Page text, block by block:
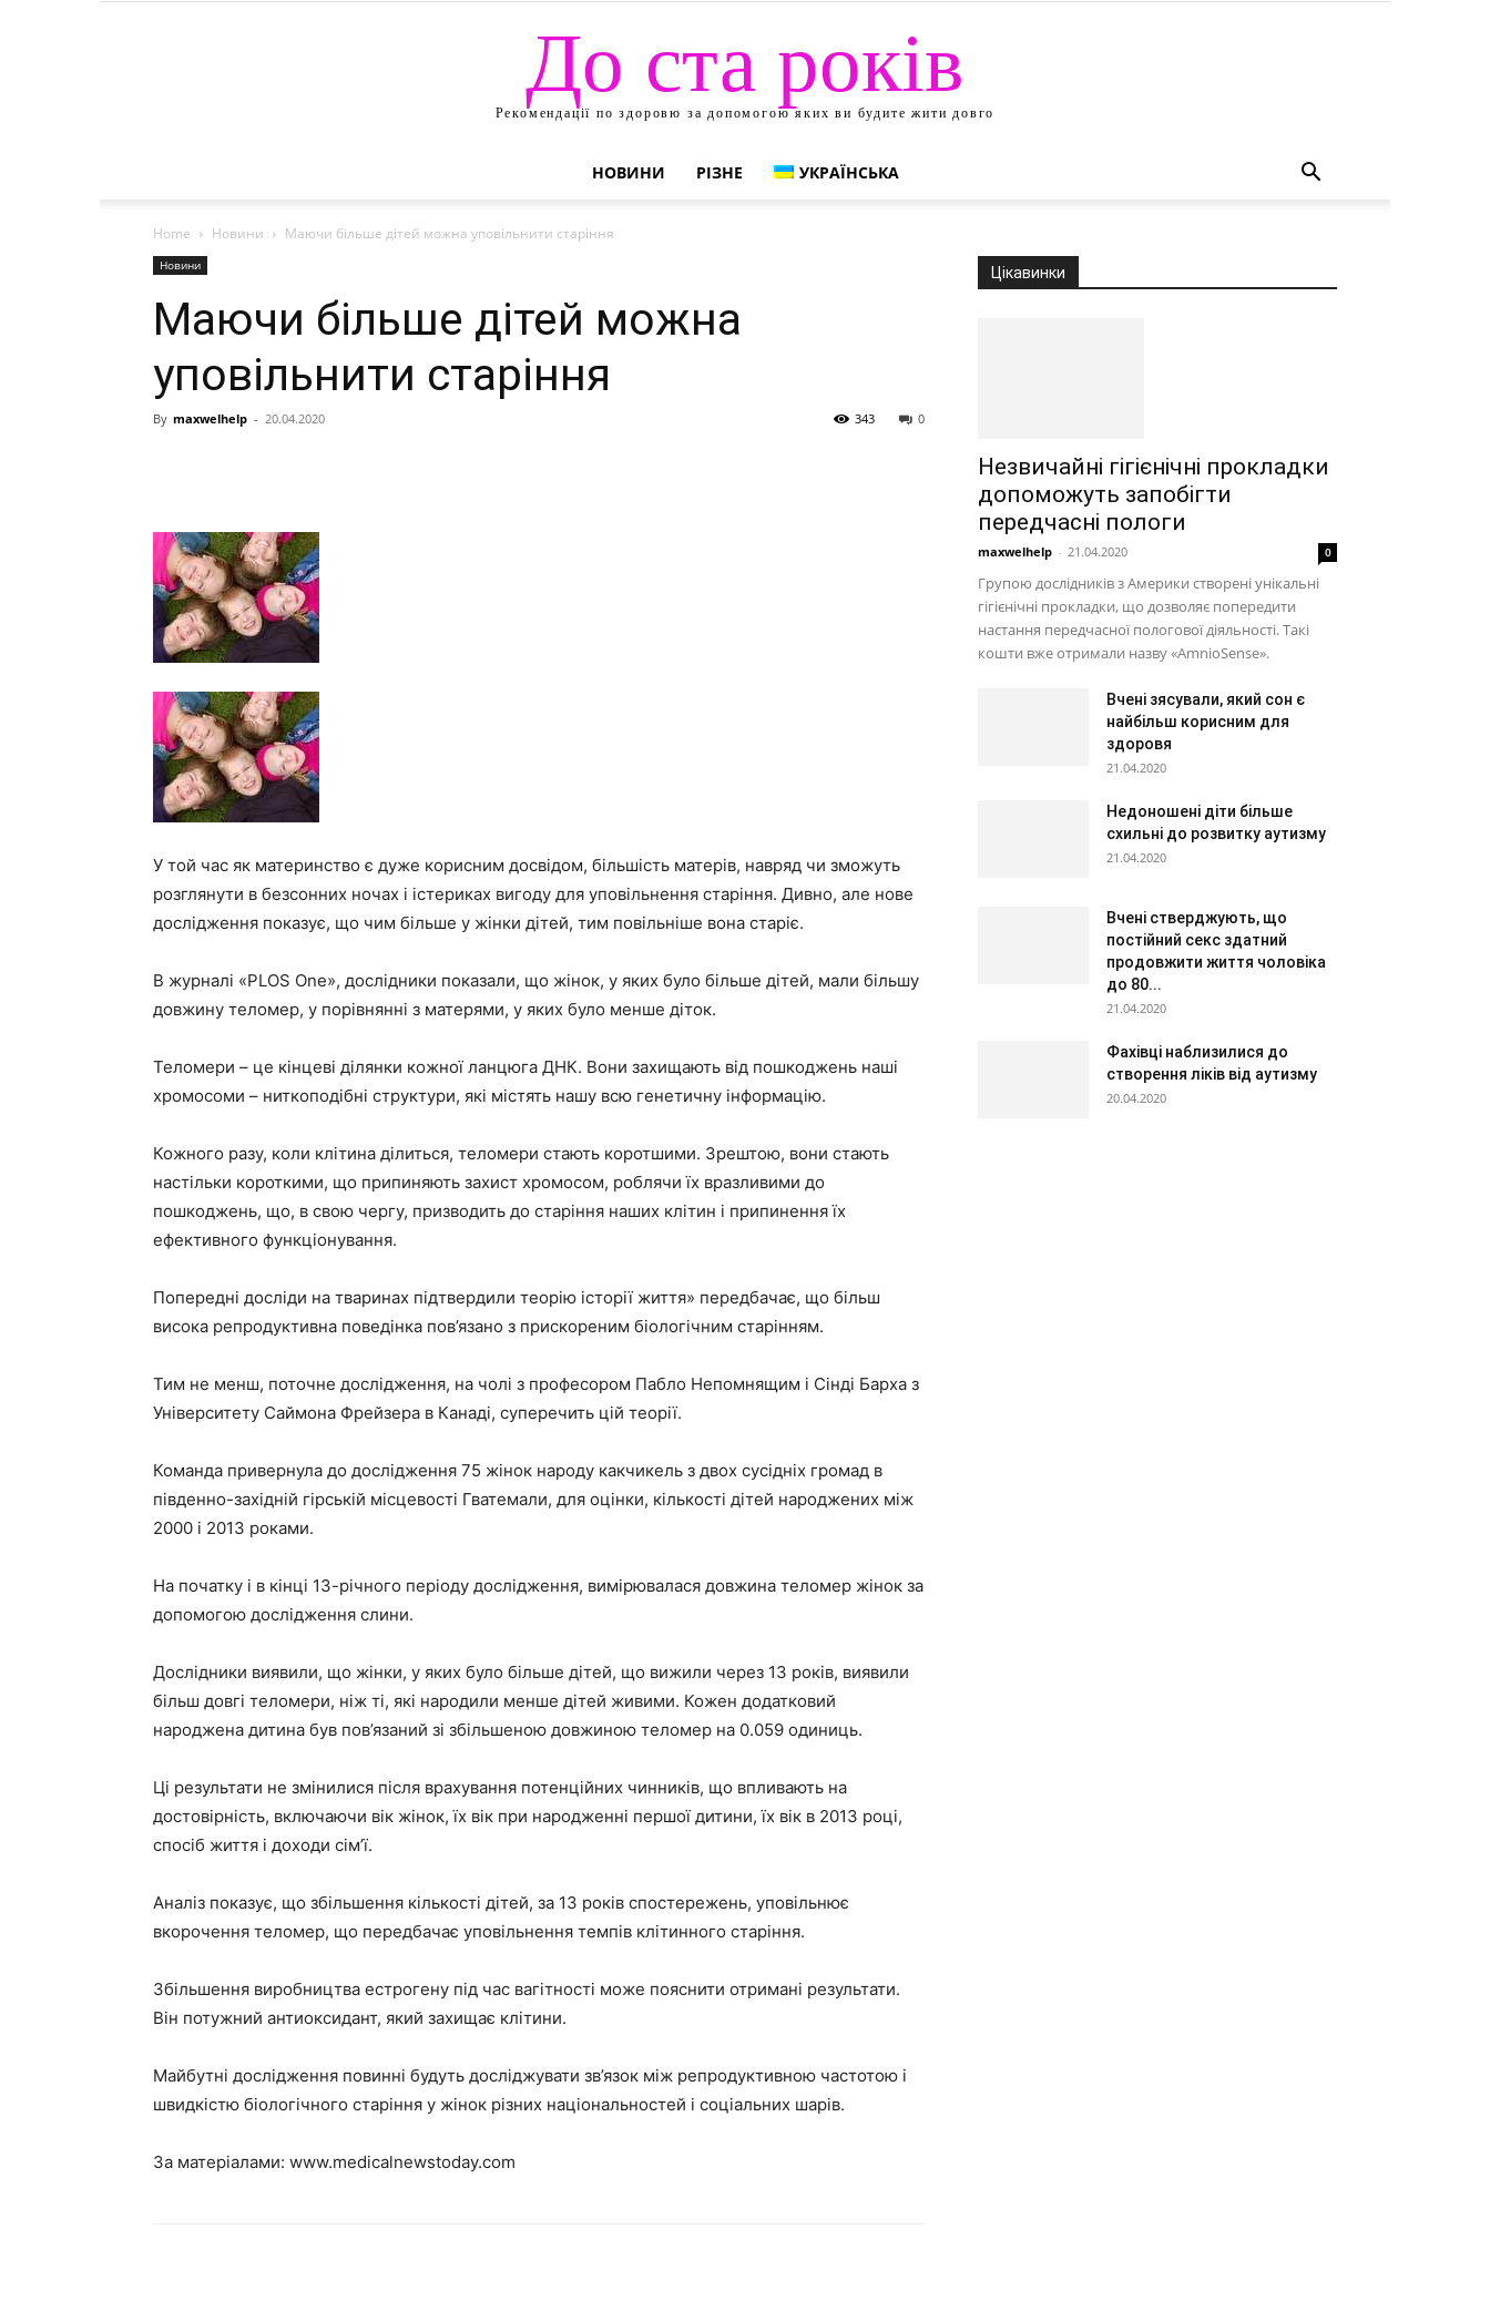
До ста років
Рекомендації по здоровю за допомогою яких ви будите жити довго
НОВИНИ РІЗНЕ УКРАЇНСЬКА
Home Новини Маючи більше дітей можна уповільнити старіння
Новини
Маючи більше дітей можна
уповільнити старіння
By maxwelhelp - 20.04.2020 0
343
У той час як материнство є дуже корисним досвідом, більшість матерів, навряд чи зможуть
розглянути в безсонних ночах і істериках вигоду для уповільнення старіння. Дивно, але нове
дослідження показує, що чим більше у жінки дітей, тим повільніше вона старіє.
В журналі «PLOS One», дослідники показали, що жінок, у яких було більше дітей, мали більшу
довжину теломер, у порівнянні з матерями, у яких було менше діток.
Теломери – це кінцеві ділянки кожної ланцюга ДНК. Вони захищають від пошкоджень наші
хромосоми – ниткоподібні структури, які містять нашу всю генетичну інформацію.
Кожного разу, коли клітина ділиться, теломери стають коротшими. Зрештою, вони стають
настільки короткими, що припиняють захист хромосом, роблячи їх вразливими до
пошкоджень, що, в свою чергу, призводить до старіння наших клітин і припинення їх
ефективного функціонування.
Попередні досліди на тваринах підтвердили теорію історії життя» передбачає, що більш
висока репродуктивна поведінка пов’язано з прискореним біологічним старінням.
Тим не менш, поточне дослідження, на чолі з професором Пабло Непомнящим і Сінді Барха з
Університету Саймона Фрейзера в Канаді, суперечить цій теорії.
Команда привернула до дослідження 75 жінок народу какчикель з двох сусідніх громад в
південно-західній гірській місцевості Гватемали, для оцінки, кількості дітей народжених між
2000 і 2013 роками.
На початку і в кінці 13-річного періоду дослідження, вимірювалася довжина теломер жінок за
допомогою дослідження слини.
Дослідники виявили, що жінки, у яких було більше дітей, що вижили через 13 років, виявили
більш довгі теломери, ніж ті, які народили менше дітей живими. Кожен додатковий
народжена дитина був пов’язаний зі збільшеною довжиною теломер на 0.059 одиниць.
Ці результати не змінилися після врахування потенційних чинників, що впливають на
достовірність, включаючи вік жінок, їх вік при народженні першої дитини, їх вік в 2013 році,
спосіб життя і доходи сім’ї.
Аналіз показує, що збільшення кількості дітей, за 13 років спостережень, уповільнює
вкорочення теломер, що передбачає уповільнення темпів клітинного старіння.
Збільшення виробництва естрогену під час вагітності може пояснити отримані результати.
Він потужний антиоксидант, який захищає клітини.
Майбутні дослідження повинні будуть досліджувати зв’язок між репродуктивною частотою і
швидкістю біологічного старіння у жінок різних національностей і соціальних шарів.
За матеріалами: www.medicalnewstoday.com
Цікавинки
Незвичайні гігієнічні прокладки
допоможуть запобігти
передчасні пологи
maxwelhelp - 21.04.2020 0
Групою дослідників з Америки створені унікальні
гігієнічні прокладки, що дозволяє попередити
настання передчасної пологової діяльності. Такі
кошти вже отримали назву «AmnioSense».
Вчені зясували, який сон є
найбільш корисним для
здоровя
21.04.2020
Недоношені діти більше
схильні до розвитку аутизму
21.04.2020
Вчені стверджують, що
постійний секс здатний
продовжити життя чоловіка
до 80...
21.04.2020
Фахівці наблизилися до
створення ліків від аутизму
20.04.2020